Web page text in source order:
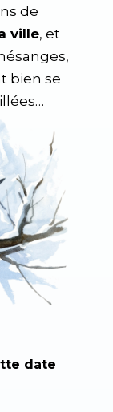
de
ville, et
bien se
date